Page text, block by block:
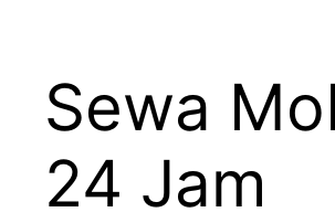
Sewa
24 Jam